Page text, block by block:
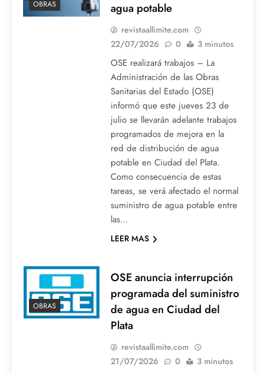
OBRAS
agua potable
revistaallimite.com
22/07/2026
0 3 minutos
OSE realizará trabajos – La
Administración de las Obras
Sanitarias del Estado (OSE)
informó que este jueves 23 de
julio se llevarán adelante trabajos
programados de mejora en la
red de distribución de agua
potable en Ciudad del Plata.
Como consecuencia de estas
tareas, se verá afectado el normal
suministro de agua potable entre
las…
LEER MAS
OBRAS
OSE anuncia interrupción
programada del suministro
de agua en Ciudad del
Plata
revistaallimite.com
21/07/2026
0 3 minutos